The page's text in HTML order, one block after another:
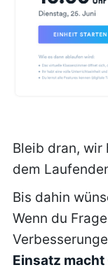
Bleib dran,
dem
Bis dahin
Wenn du
Einsatz macht